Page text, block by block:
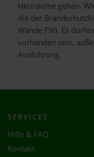
Heizräume gelten.
die der
Wände F90. Es
vorhanden sein,
Ausführung.
SERVICES
Hilfe & FAQ
Kontakt